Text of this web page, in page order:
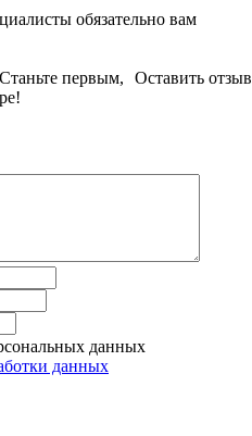
обязательно вам
Оставить отзыв
первым,
данных
данных